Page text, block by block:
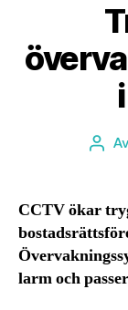
Av
CCTV ökar
larm och